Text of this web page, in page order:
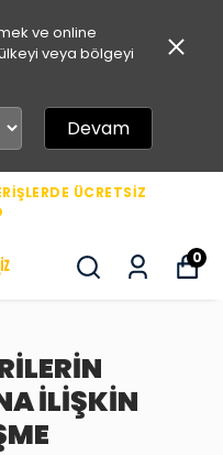
ve online
veya bölgeyi
Devam
ÜCRETSİZ
0
İLİŞKİN